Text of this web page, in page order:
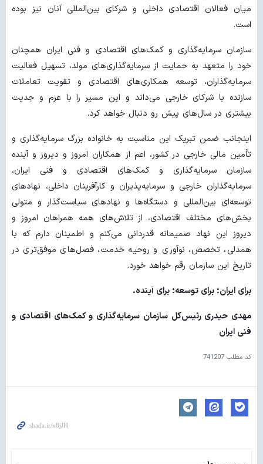
میان فعالان اقتصادی داخلی و شرکای بین‌المللی آنان نیز بوده
است.
سازمان سرمایه‌گذاری و کمک‌های اقتصادی و فنی ایران همچنان
خود را متعهد به حمایت از سرمایه‌گذاری‌های مولد، تسهیل فعالیت
سرمایه‌گذاران، توسعه همکاری‌های اقتصادی و تقویت تعاملات
سازنده با شرکای خارجی می‌داند و این مسیر را با عزم و جدیت
بیشتری در سال‌های پیش رو دنبال خواهد کرد.
اینجانب ضمن تبریک این مناسبت به خانواده بزرگ سرمایه‌گذاری و
تأمین مالی خارجی در کشور، اعم از همکاران امروز و دیروز و آینده
سازمان سرمایه‌گذاری و کمک‌های اقتصادی و فنی ایران،
سرمایه‌گذاران خارجی و سرمایه‌پذیران و کارآفرینان داخلی، نهادهای
توسعه‌ای بین‌المللی و دستگاه‌ها و نهادهای سیاست‌گذار و متولی
بخش‌های مختلف اقتصادی، از تلاش‌های همه همراهان امروز و
دیروز این نهاد صمیمانه قدردانی می‌کنم و اطمینان دارم که با
همدلی، تخصص، نوآوری و روحیه خدمت، فصل‌های موفق‌تری در
تاریخ این سازمان رقم خواهد خورد.
برای ایران؛ برای توسعه؛ برای آینده.
مهدی حیدری رئیس‌کل سازمان سرمایه‌گذاری و کمک‌های اقتصادی و
فنی ایران
کد مطلب 741207